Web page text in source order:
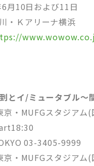
月10日および11日
・Ｋアリーナ横浜
とイ/ミュータブル〜
・MUFGスタジアム(
03-3405-9999
・MUFGスタジアム(